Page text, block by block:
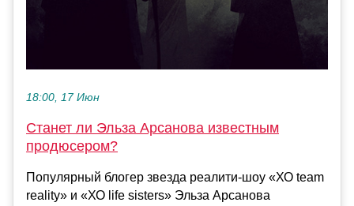
18:00, 17 Июн
Станет ли Эльза Арсанова известным
продюсером?
Популярный блогер звезда реалити-шоу «ХО team
reality» и «ХО life sisters» Эльза Арсанова